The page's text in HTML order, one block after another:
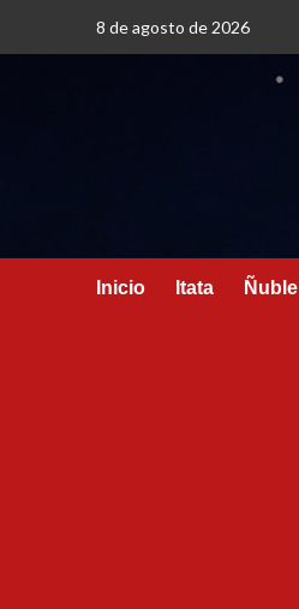
8 de agosto de 2026
Inicio Itata Ñuble